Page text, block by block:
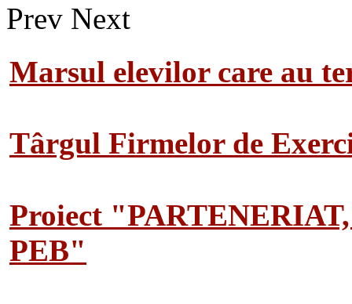
Prev Next
Marsul elevilor care au
Târgul Firmelor de
Proiect
PEB"